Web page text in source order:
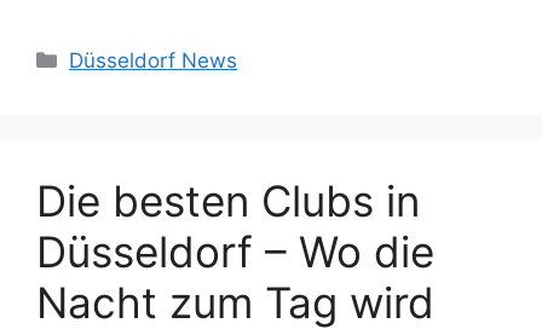
Kategorien
Düsseldorf News
Die besten Clubs in
Düsseldorf – Wo die
Nacht zum Tag wird